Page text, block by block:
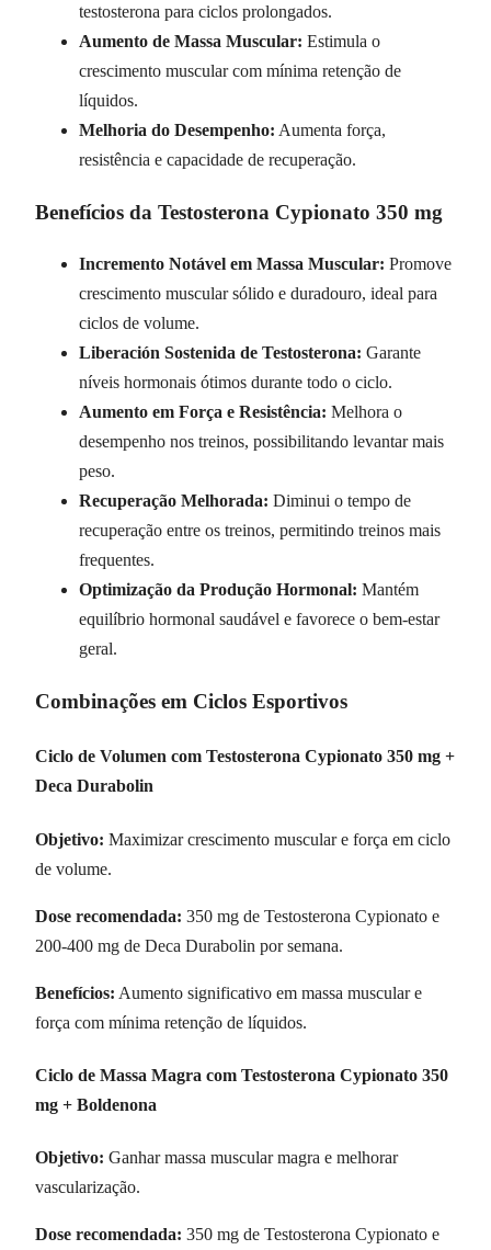
testosterona para ciclos prolongados.
Aumento de Massa Muscular: Estimula o
crescimento muscular com mínima retenção de
líquidos.
Melhoria do Desempenho: Aumenta força,
resistência e capacidade de recuperação.
Benefícios da Testosterona Cypionato 350 mg
Incremento Notável em Massa Muscular: Promove
crescimento muscular sólido e duradouro, ideal para
ciclos de volume.
Liberación Sostenida de Testosterona: Garante
níveis hormonais ótimos durante todo o ciclo.
Aumento em Força e Resistência: Melhora o
desempenho nos treinos, possibilitando levantar mais
peso.
Recuperação Melhorada: Diminui o tempo de
recuperação entre os treinos, permitindo treinos mais
frequentes.
Optimização da Produção Hormonal: Mantém
equilíbrio hormonal saudável e favorece o bem-estar
geral.
Combinações em Ciclos Esportivos
Ciclo de Volumen com Testosterona Cypionato 350 mg +
Deca Durabolin
Objetivo: Maximizar crescimento muscular e força em ciclo
de volume.
Dose recomendada: 350 mg de Testosterona Cypionato e
200-400 mg de Deca Durabolin por semana.
Benefícios: Aumento significativo em massa muscular e
força com mínima retenção de líquidos.
Ciclo de Massa Magra com Testosterona Cypionato 350
mg + Boldenona
Objetivo: Ganhar massa muscular magra e melhorar
vascularização.
Dose recomendada: 350 mg de Testosterona Cypionato e